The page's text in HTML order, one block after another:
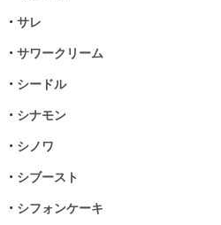
• サレ
• サワークリーム
• シードル
• シナモン
• シノワ
• シブースト
• シフォンケーキ